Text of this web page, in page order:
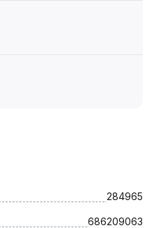
284965
686209063